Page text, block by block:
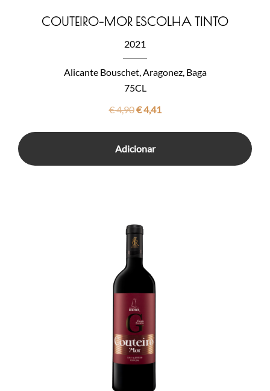
COUTEIRO-MOR ESCOLHA TINTO
2021
Alicante Bouschet, Aragonez, Baga
75CL
€4,90 O
era:
€ 4,90.
€4,41
€ 4,41.
Adicionar